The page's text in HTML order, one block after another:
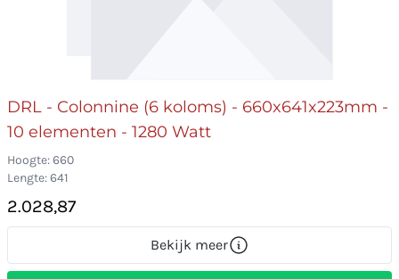
DRL - Colonnine (6 koloms) - 660x641x223mm -
10 elementen - 1280 Watt
Hoogte: 660
Lengte: 641
2.028,87
Bekijk meer